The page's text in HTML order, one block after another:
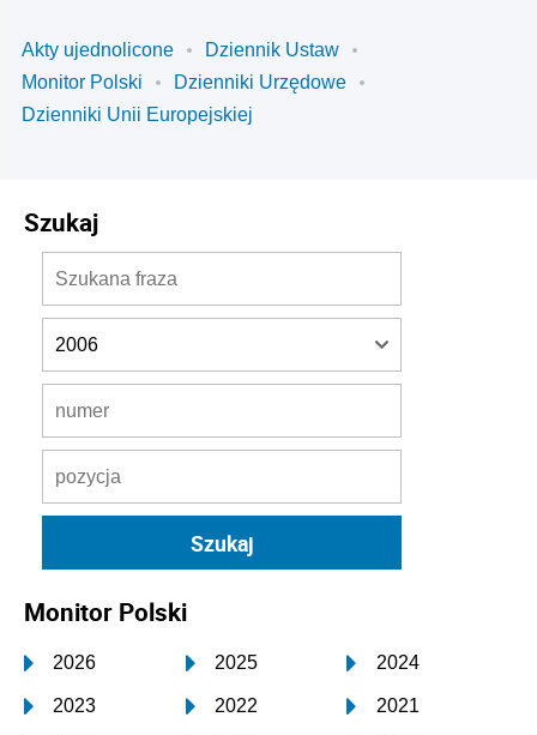
Akty ujednolicone
Dziennik Ustaw
Monitor Polski
Dzienniki Urzędowe
Dzienniki Unii Europejskiej
Szukaj
Monitor Polski
2026 2025 2024
2023 2022 2021